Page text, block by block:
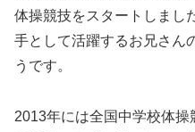
体操競技をスタートしまし
手として活躍するお兄さん
うです。
2013年には全国中学校体操